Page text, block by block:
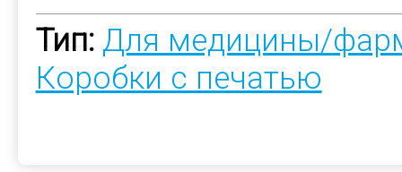
Тип: Для медицины/
Коробки с печатью